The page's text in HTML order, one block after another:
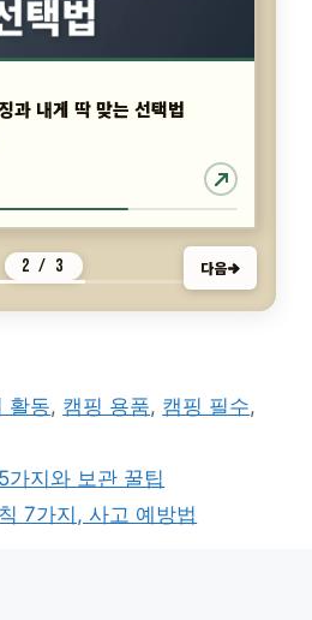
과 내게 딱 맞는 선택법
요
2 / 3 다음
활동, 캠핑 용품, 캠핑 필수,
가지와 보관 꿀팁
7가지, 사고 예방법